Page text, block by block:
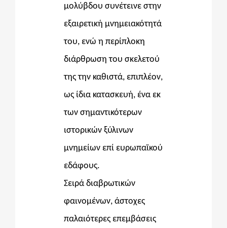
μολύβδου συνέτεινε στην
εξαιρετική μνημειακότητά
του, ενώ η περίπλοκη
διάρθρωση του σκελετού
της την καθιστά, επιπλέον,
ως ίδια κατασκευή, ένα εκ
των σημαντικότερων
ιστορικών ξύλινων
μνημείων επί ευρωπαϊκού
εδάφους.
Σειρά διαβρωτικών
φαινομένων, άστοχες
παλαιότερες επεμβάσεις